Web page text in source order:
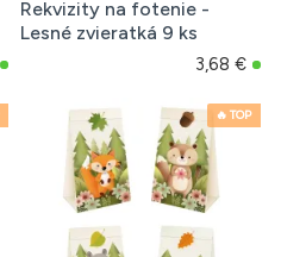
Rekvizity na fotenie -
Lesné zvieratká 9 ks
3,68 €
🔥 TOP